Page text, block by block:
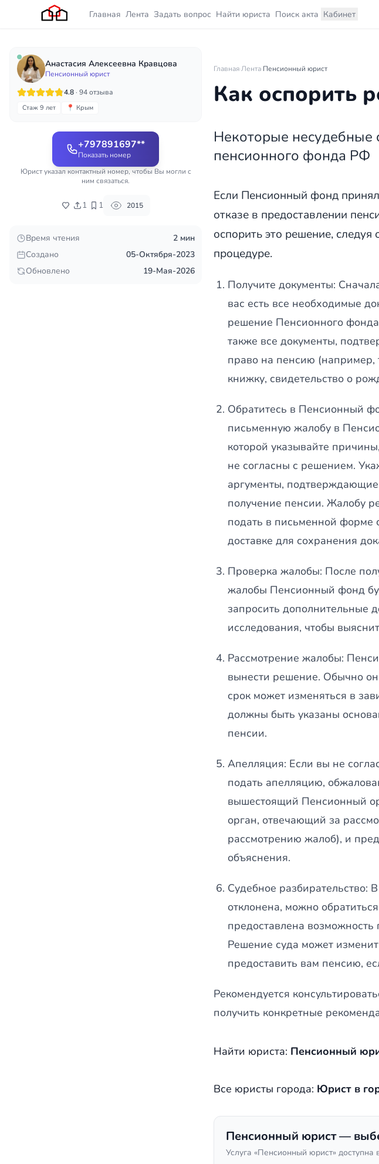
Главная Лента Задать вопрос Найти юриста Поиск акта Кабинет
Анастасия Алексеевна Кравцова
Пенсионный юрист
4.8· 94 отзыва
Стаж 9 лет 📍 Крым
+797891697**
Показать номер
Юрист указал контактный номер, чтобы Вы могли с
ним связаться.
1 1 2015
Время чтения
2 мин
Создано
05-Октября-2023
Обновлено
19-Мая-2026
Главная·Лента·Пенсионный юрист
Как оспорить
Некоторые
пенсионного фонда РФ
Если Пенсионный фонд
отказе в предоставлении
оспорить это решение, следуя
процедуре.
Получите документы:
вас есть все необходимые
решение Пенсионного фонда
также все документы,
право на пенсию (например,
книжку, свидетельство о
Обратитесь в Пенсионный
письменную жалобу в
которой указывайте
не согласны с решением.
аргументы,
получение пенсии. Жалобу
подать в письменной форме
доставке для сохранения
Проверка жалобы: После
жалобы Пенсионный фонд
запросить дополнительные
исследования, чтобы
Рассмотрение жалобы:
вынести решение. Обычно
срок может изменяться в
должны быть указаны
пенсии.
Апелляция: Если вы не
подать апелляцию,
вышестоящий Пенсионный
орган, отвечающий за
рассмотрению жалоб), и
объяснения.
Судебное разбирательство:
отклонена, можно
предоставлена возможность
Решение суда может
предоставить вам пенсию,
Рекомендуется
получить конкретные
Найти юриста: Пенсионный
Все юристы города: Юрист в
Пенсионный юрист —
Услуга «Пенсионный юрист»